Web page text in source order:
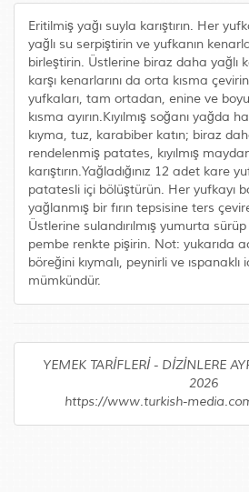
Eritilmiş yağı suyla karıştırın. Her
yağlı su serpiştirin ve yufkanın
birleştirin. Üstlerine biraz daha yağlı
karşı kenarlarını da orta kısma
yufkaları, tam ortadan, enine ve
kısma ayırın.Kıyılmış soğanı yağda
kıyma, tuz, karabiber katın; biraz
rendelenmiş patates, kıyılmış
karıştırın.Yağladığınız 12 adet kare
patatesli içi bölüştürün. Her yufkayı
yağlanmış bir fırın tepsisine ters
Üstlerine sulandırılmış yumurta sürüp
pembe renkte pişirin. Not: yukarıda
böreğini kıymalı, peynirli ve
mümkündür.
YEMEK TARİFLERİ - DİZİNLERE
2026
https://www.turkish-